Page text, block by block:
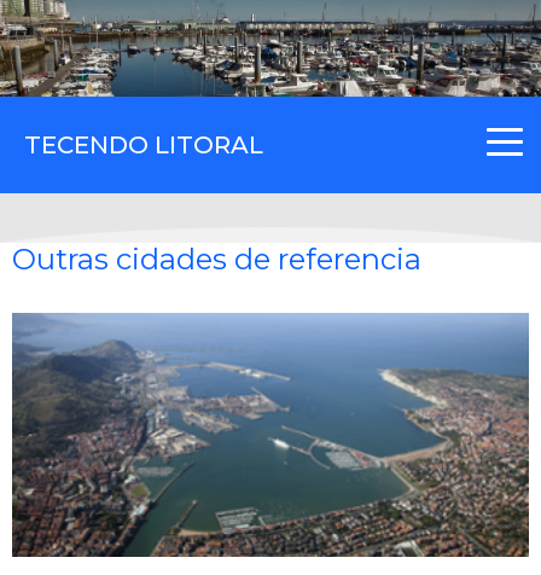
TECENDO LITORAL
Outras cidades de referencia